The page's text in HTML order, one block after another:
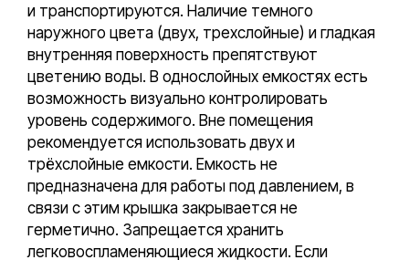
и транспортируются. Наличие темного
наружного цвета (двух, трехслойные) и гладкая
внутренняя поверхность препятствуют
цветению воды. В однослойных емкостях есть
возможность визуально контролировать
уровень содержимого. Вне помещения
рекомендуется использовать двух и
трёхслойные емкости. Емкость не
предназначена для работы под давлением, в
связи с этим крышка закрывается не
герметично. Запрещается хранить
легковоспламеняющиеся жидкости. Если